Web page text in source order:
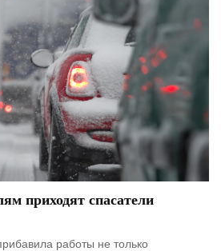
приходят спасатели
работы не только